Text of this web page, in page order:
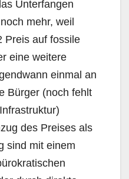
Unterfangen
mehr, weil
Preis auf fossile
eine weitere
einmal an
Bürger (noch fehlt
des Preises als
sind mit einem